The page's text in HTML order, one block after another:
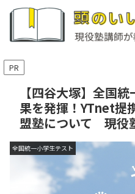
PR
【四谷大塚】全国
果を発揮！YTnet提
盟塾について 現役
全国統一小学生テスト